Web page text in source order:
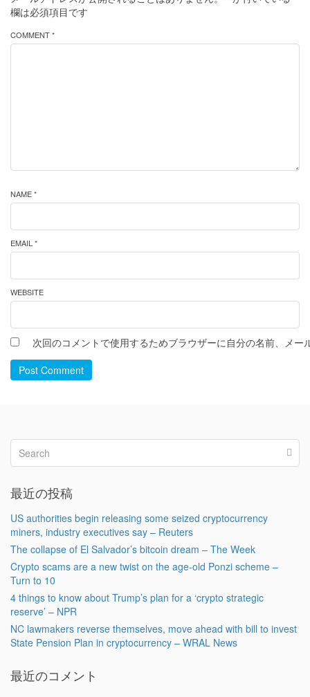
欄は必須項目です
COMMENT *
NAME *
EMAIL *
WEBSITE
次回のコメントで使用するためブラウザーに自分の名前、メー
Post Comment
最近の投稿
US authorities begin releasing some seized cryptocurrency
miners, industry executives say – Reuters
The collapse of El Salvador’s bitcoin dream – The Week
Crypto scams are a new twist on the age-old Ponzi scheme –
Turn to 10
4 things to know about Trump’s plan for a ‘crypto strategic
reserve’ – NPR
NC lawmakers reverse themselves, move ahead with bill to invest
State Pension Plan in cryptocurrency – WRAL News
最近のコメント